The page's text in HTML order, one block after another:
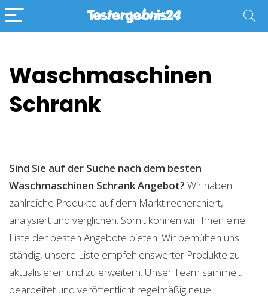
Waschmaschinen
Schrank
Sind Sie auf der Suche nach dem besten
Waschmaschinen SchrankAngebot? Wir haben
zahlreiche Produkte auf dem Markt recherchiert,
analysiert und verglichen. Somit können wir Ihnen eine
Liste der besten Angebote bieten. Wir bemühen uns
ständig, unsere Liste empfehlenswerter Produkte zu
aktualisieren und zu erweitern. Unser Team sammelt,
bearbeitet und veröffentlicht regelmäßig neue